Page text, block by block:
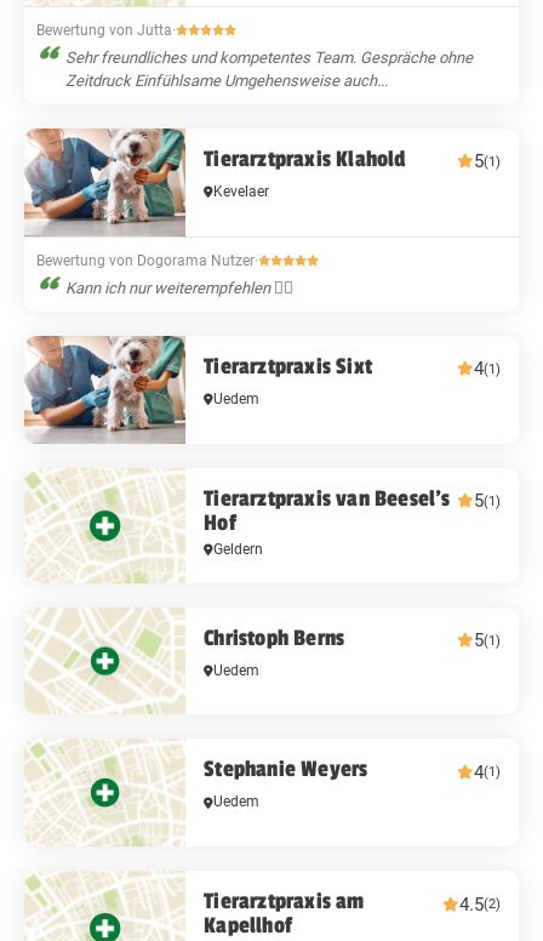
Bewertung von Jutta·
Sehr freundliches und kompetentes Team. Gespräche ohne
Zeitdruck Einfühlsame Umgehensweise auch...
Tierarztpraxis Klahold 5(1)
Kevelaer
Bewertung von Dogorama Nutzer·
Kann ich nur weiterempfehlen 👍🏻
Tierarztpraxis Sixt 4(1)
Uedem
Tierarztpraxis van Beesel's
Hof
5(1)
Geldern
Christoph Berns 5(1)
Uedem
Stephanie Weyers 4(1)
Uedem
Tierarztpraxis am
Kapellhof
4.5(2)